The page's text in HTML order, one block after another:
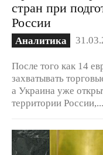
стран при
России
Аналитика
После того как 14
захватывать
а Украина уже
территории России,...